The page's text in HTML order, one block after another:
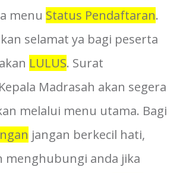
menu Status Pendaftaran.
selamat ya bagi peserta
LULUS. Surat
Madrasah akan segera
melalui menu utama. Bagi
jangan berkecil hati,
menghubungi anda jika